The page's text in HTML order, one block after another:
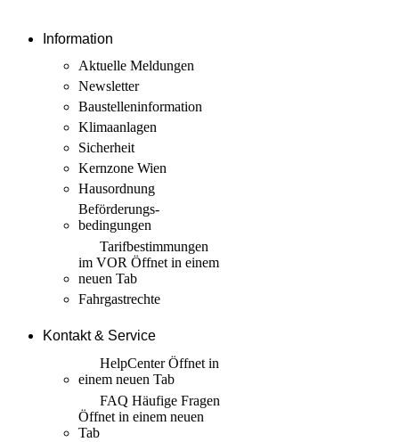
Information
Aktuelle Meldungen
Newsletter
Baustellen­information
Klimaanlagen
Sicherheit
Kernzone Wien
Hausordnung
Beförderungs­
bedingungen
Tarif­bestimmungen
im VOR Öffnet in einem
neuen Tab
Fahrgastrechte
Kontakt & Service
HelpCenterÖffnet in
einem neuen Tab
FAQ Häufige Fragen
Öffnet in einem neuen
Tab